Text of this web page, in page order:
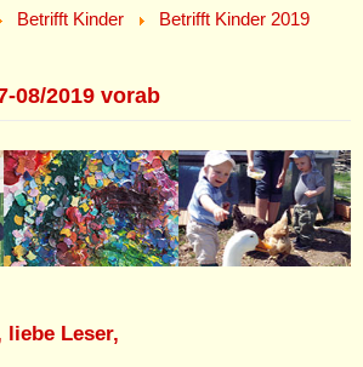
Betrifft Kinder
Betrifft Kinder 2019
08/2019 vorab
liebe Leser,